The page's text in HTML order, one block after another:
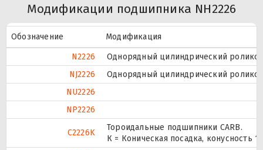
Модификации подшипника NH2226
Обозначение
Модификация
N2226
Однорядный цилиндрический
NJ2226
Однорядный цилиндрический
NU2226
NP2226
C2226K
Тороидальные подшипники CARB.
К = Коническая посадка, конусность